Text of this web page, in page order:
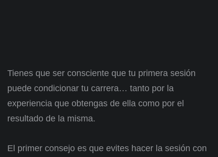
Tienes que ser consciente que tu primera sesión
puede condicionar tu carrera… tanto por la
experiencia que obtengas de ella como por el
resultado de la misma.
El primer consejo es que evites hacer la sesión con